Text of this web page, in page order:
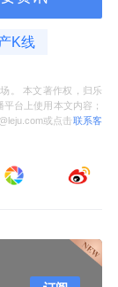
作方等都成
的开发重资
，并不等于
K线
。 本文著作权，归乐
台上使用本文内容；
或点击联系客